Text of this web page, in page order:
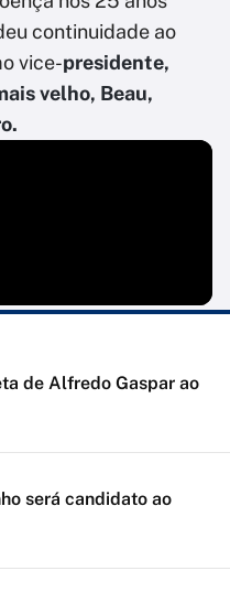
continuidade ao
vice-presidente,
velho, Beau,
de Alfredo Gaspar ao
será candidato ao